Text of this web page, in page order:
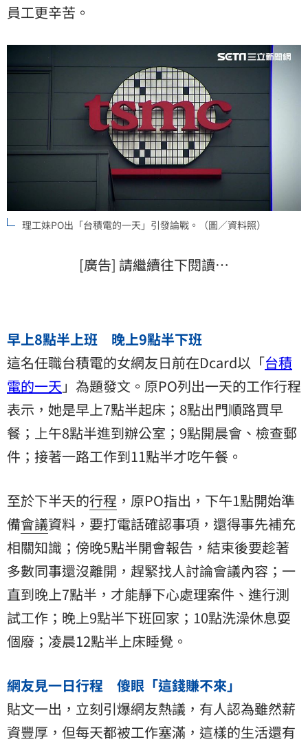
員工更辛苦。
理工妹PO出「台積電的一天」引發論戰。（圖／資料照）
[廣告] 請繼續往下閱讀…
早上8點半上班 晚上9點半下班
這名任職台積電的女網友日前在Dcard以「台積
電的一天 」為題發文。原PO列出一天的工作行程
表示，她是早上7點半起床；8點出門順路買早
餐；上午8點半進到辦公室；9點開晨會、檢查郵
件；接著一路工作到11點半才吃午餐。
至於下半天的行程 ，原PO指出，下午1點開始準
備會議資料，要打電話確認事項，還得事先補充
相關知識；傍晚5點半開會報告，結束後要趁著
多數同事還沒離開，趕緊找人討論會議內容；一
直到晚上7點半，才能靜下心處理案件、進行測
試工作；晚上9點半下班回家；10點洗澡休息耍
個廢；凌晨12點半上床睡覺。
網友見一日行程 傻眼「這錢賺不來」
貼文一出，立刻引爆網友熱議，有人認為雖然薪
資豐厚，但每天都被工作塞滿，這樣的生活還有